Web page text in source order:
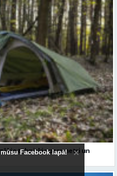
tehniskie parametri un
Facebook lapā!